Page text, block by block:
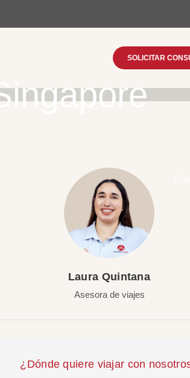
SOLICITAR
Laura Quintana
Asesora de viajes
¿Dónde quiere viajar con